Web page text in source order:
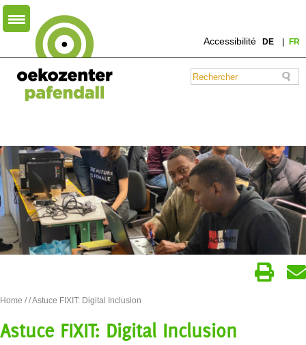
Accessibilité DE FR
Home // Astuce FIXIT: Digital Inclusion
Astuce FIXIT: Digital Inclusion